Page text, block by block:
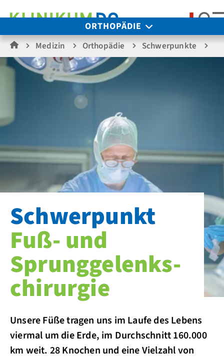
ORTHOPÄDIE
Medizin Orthopädie Schwerpunkte
Schwerpunkt
Fuß- und
Sprung­gelenks­
chirurgie
Unsere Füße tragen uns im Laufe des Lebens
viermal um die Erde, im Durchschnitt 160.000
km weit. 28 Knochen und eine Vielzahl von